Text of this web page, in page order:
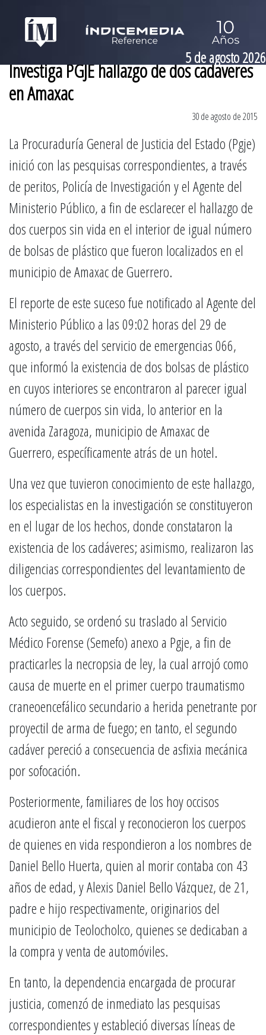
5 de agosto 2026
Investiga PGJE hallazgo de dos cadaveres
en Amaxac
30 de agosto de 2015
La Procuraduría General de Justicia del Estado (Pgje)
inició con las pesquisas correspondientes, a través
de peritos, Policía de Investigación y el Agente del
Ministerio Público, a fin de esclarecer el hallazgo de
dos cuerpos sin vida en el interior de igual número
de bolsas de plástico que fueron localizados en el
municipio de Amaxac de Guerrero.
El reporte de este suceso fue notificado al Agente del
Ministerio Público a las 09:02 horas del 29 de
agosto, a través del servicio de emergencias 066,
que informó la existencia de dos bolsas de plástico
en cuyos interiores se encontraron al parecer igual
número de cuerpos sin vida, lo anterior en la
avenida Zaragoza, municipio de Amaxac de
Guerrero, específicamente atrás de un hotel.
Una vez que tuvieron conocimiento de este hallazgo,
los especialistas en la investigación se constituyeron
en el lugar de los hechos, donde constataron la
existencia de los cadáveres; asimismo, realizaron las
diligencias correspondientes del levantamiento de
los cuerpos.
Acto seguido, se ordenó su traslado al Servicio
Médico Forense (Semefo) anexo a Pgje, a fin de
practicarles la necropsia de ley, la cual arrojó como
causa de muerte en el primer cuerpo traumatismo
craneoencefálico secundario a herida penetrante por
proyectil de arma de fuego; en tanto, el segundo
cadáver pereció a consecuencia de asfixia mecánica
por sofocación.
Posteriormente, familiares de los hoy occisos
acudieron ante el fiscal y reconocieron los cuerpos
de quienes en vida respondieron a los nombres de
Daniel Bello Huerta, quien al morir contaba con 43
años de edad, y Alexis Daniel Bello Vázquez, de 21,
padre e hijo respectivamente, originarios del
municipio de Teolocholco, quienes se dedicaban a
la compra y venta de automóviles.
En tanto, la dependencia encargada de procurar
justicia, comenzó de inmediato las pesquisas
correspondientes y estableció diversas líneas de